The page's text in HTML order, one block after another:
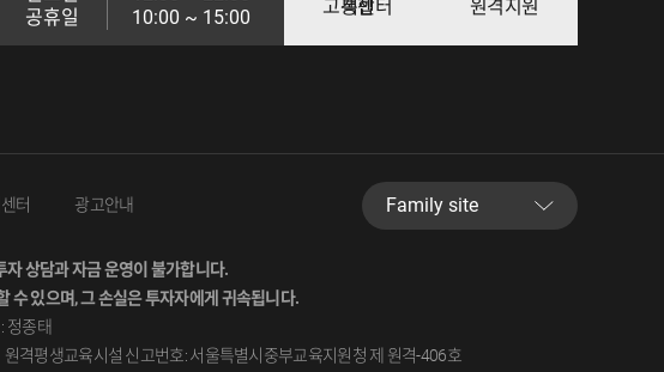
공휴일
10:00 ~ 15:00 통합 고객센터 원격지원
터 광고안내 Family site
상담과 자금 운영이 불가합니다.
수 있으며, 그 손실은 투자자에게 귀속됩니다.
정종태
원격평생교육시설 신고번호: 서울특별시중부교육지원청 제 원격-406호